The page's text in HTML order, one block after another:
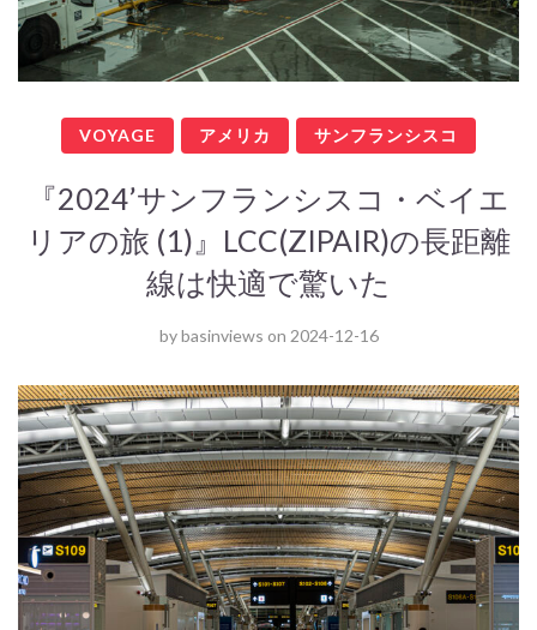
VOYAGE アメリカ サンフランシスコ
『2024’サンフランシスコ・ベイエ
リアの旅 (1)』LCC(ZIPAIR)の長距離
線は快適で驚いた
bybasinviews on 2024-12-16